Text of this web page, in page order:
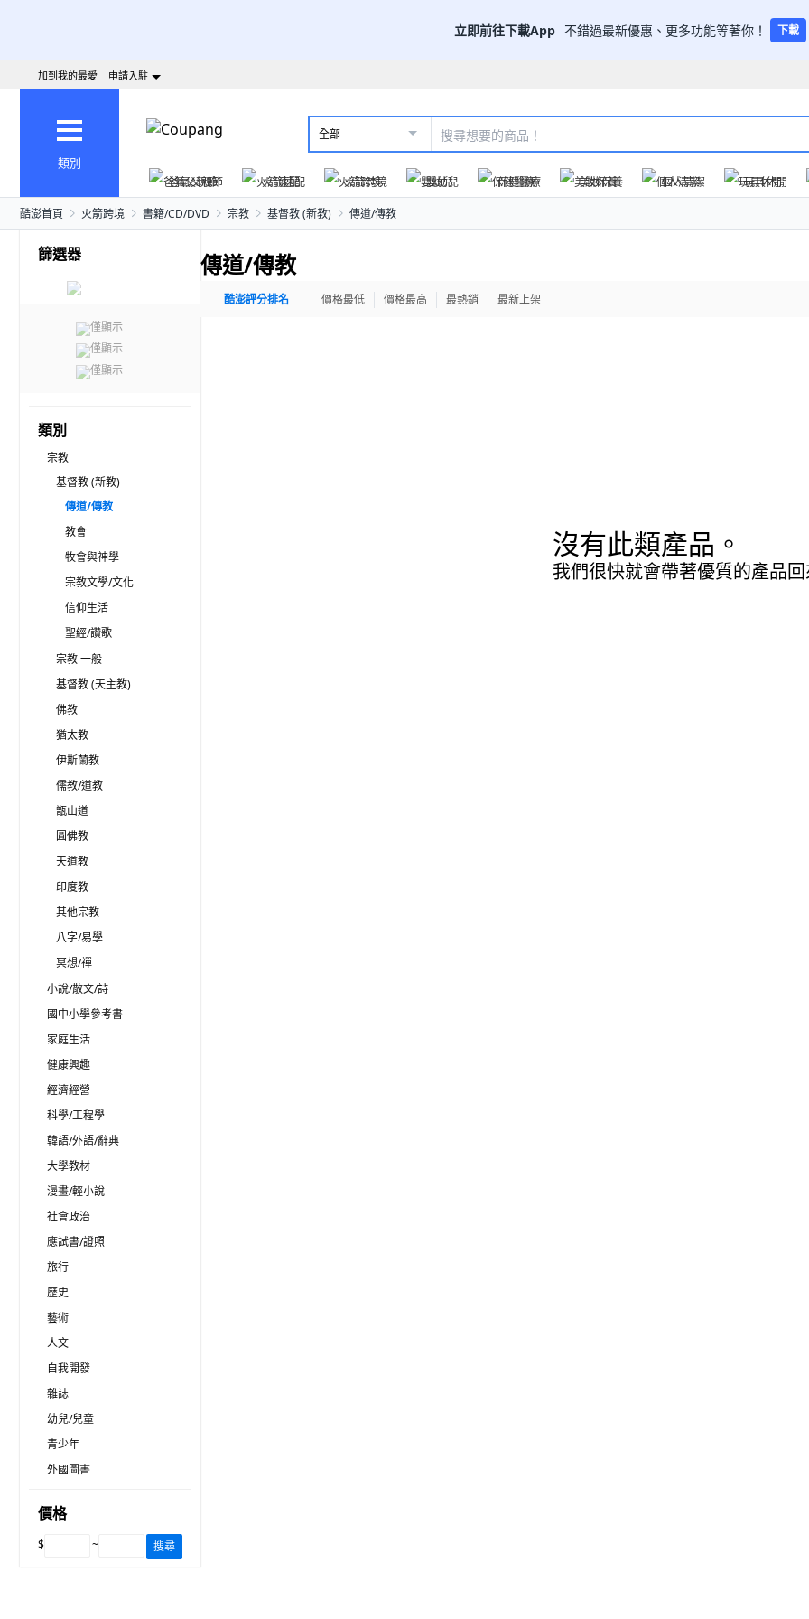
立即前往下載App 不錯過最新優惠、更多功能等著你！ 下載
加到我的最愛 申請入駐
類別
全部
爸氣父親節 火箭速配 火箭跨境 嬰幼兒 保健醫療 美妝保養 個人清潔 玩具休閒
酷澎首頁 火箭跨境 書籍/CD/DVD 宗教 基督教 (新教) 傳道/傳教
篩選器
僅顯示
僅顯示
僅顯示
類別
宗教
基督教 (新教)
傳道/傳教
教會
牧會與神學
宗教文學/文化
信仰生活
聖經/讚歌
宗教 一般
基督教 (天主教)
佛教
猶太教
伊斯蘭教
儒教/道教
甑山道
圓佛教
天道教
印度教
其他宗教
八字/易學
冥想/禪
小說/散文/詩
國中小學參考書
家庭生活
健康興趣
經濟經營
科學/工程學
韓語/外語/辭典
大學教材
漫畫/輕小說
社會政治
應試書/證照
旅行
歷史
藝術
人文
自我開發
雜誌
幼兒/兒童
青少年
外國圖書
價格
$ ~ 搜尋
傳道/傳教
酷澎評分排名 價格最低 價格最高 最熱銷 最新上架
沒有此類產品。
我們很快就會帶著優質的產品